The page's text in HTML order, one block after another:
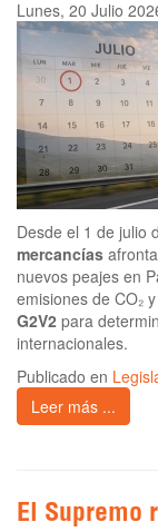
Lunes, 20 Julio
Desde el 1 de julio
mercancías
nuevos peajes en
emisiones de CO₂
G2V2 para
internacionales.
Publicado en
Leer más ...
El Supremo